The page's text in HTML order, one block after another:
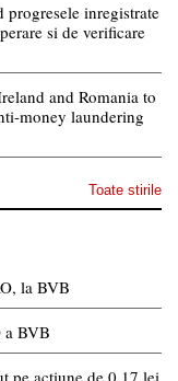
inregistrate
si de verificare
and Romania to
money laundering
Toate stirile
la BVB
a BVB